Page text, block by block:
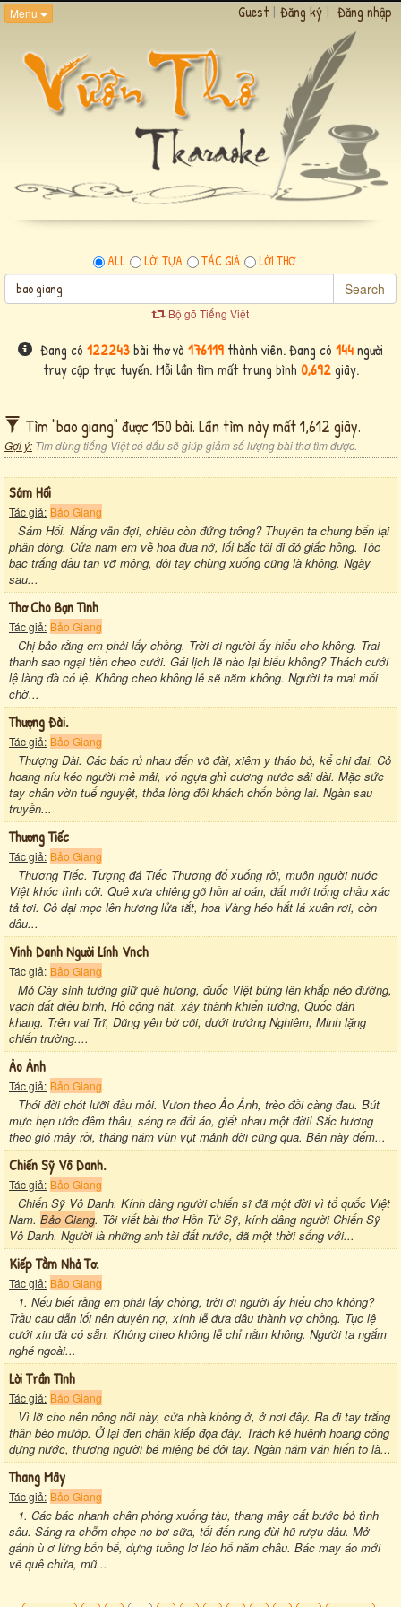
Menu Guest | Đăng ký | Đăng nhập
ALL LỜI TỰA TÁC GIẢ LỜI THƠ
Search
Bộ gõ Tiếng Việt
Đang có 122243bài thơ và 176119 thành viên. Đang có 144người
truy cập trực tuyến. Mỗi lần tìm mất trung bình 0,692giây.
Tìm "bao giang" được 150 bài. Lần tìm này mất 1,612 giây.
Gợi ý: Tìm dùng tiếng Việt có dấu sẽ giúp giảm số lượng bài thơ tìm được.
Sám Hối
Tác giả: Bảo Giang
Sám Hối. Nắng vẫn đợi, chiều còn đứng trông? Thuyền ta chung bến lại
phân dòng. Cửa nam em về hoa đua nở, lối bắc tôi đi đỏ giấc hồng. Tóc
bạc trắng đầu tan vỡ mộng, đôi tay chùng xuống cũng là không. Ngày
sau...
Thơ Cho Bạn Tình
Tác giả: Bảo Giang
Chị bảo rằng em phải lấy chồng. Trời ơi người ấy hiểu cho không. Trai
thanh sao ngại tiền cheo cưới. Gái lịch lẽ nào lại biếu không? Thách cưới
lệ làng đà có lệ. Không cheo không lễ sẽ nằm không. Người ta mai mối
chờ...
Thượng Đài.
Tác giả: Bảo Giang
Thượng Đài. Các bác rủ nhau đến võ đài, xiêm y tháo bỏ, kể chi đai. Cỏ
hoang níu kéo người mê mải, vó ngựa ghì cương nước sải dài. Mặc sức
tay chân vờn tuế nguyệt, thỏa lòng đôi khách chốn bồng lai. Ngàn sau
truyền...
Thương Tiếc
Tác giả: Bảo Giang
Thương Tiếc. Tượng đá Tiếc Thương đổ xuống rồi, muôn người nước
Việt khóc tình côi. Quê xưa chiêng gõ hồn ai oán, đất mới trống chầu xác
tả tơi. Cỏ dại mọc lên hương lửa tắt, hoa Vàng héo hắt lá xuân rơi, còn
dâu...
Vinh Danh Người Lính Vnch
Tác giả: Bảo Giang
Mỏ Cày sinh tướng giữ quê hương, đuốc Việt bừng lên khắp nẻo đường,
vạch đất điều binh, Hồ cộng nát, xây thành khiển tướng, Quốc dân
khang. Trên vai Trĩ, Dũng yên bờ cõi, dưới trướng Nghiêm, Minh lặng
chiến trường....
Ảo Ảnh
Tác giả: Bảo Giang.
Thói đời chót lưỡi đầu môi. Vươn theo Ảo Ảnh, trèo đồi càng đau. Bút
mực hẹn ước đêm thâu, sáng ra đổi áo, giết nhau một đời! Sắc hương
theo gió mây rồi, tháng năm vùn vụt mảnh đời cũng qua. Bên này đếm...
Chiến Sỹ Vô Danh.
Tác giả: Bảo Giang
Chiến Sỹ Vô Danh. Kính dâng người chiến sĩ đã một đời vì tổ quốc Việt
Nam. Bảo Giang. Tôi viết bài thơ Hồn Tử Sỹ, kính dâng người Chiến Sỹ
Vô Danh. Người là những anh tài đất nước, đã một thời sống với...
Kiếp Tằm Nhả Tơ.
Tác giả: Bảo Giang
1. Nếu biết rằng em phải lấy chồng, trời ơi người ấy hiểu cho không?
Trầu cau dẫn lối nên duyên nợ, xính lễ đưa dâu thành vợ chồng. Tục lệ
cưới xin đà có sẵn. Không cheo không lễ chỉ nằm không. Người ta ngắm
nghé ngoài...
Lời Trần Tình
Tác giả: Bảo Giang
Vì lỡ cho nên nông nỗi này, cửa nhà không ở, ở nơi đây. Ra đi tay trắng
thân bèo mướp. Ở lại đen chân kiếp đọa đày. Trách kẻ huênh hoang công
dựng nước, thương người bé miệng bé đôi tay. Ngàn năm văn hiến to là...
Thang Mây
Tác giả: Bảo Giang
1. Các bác nhanh chân phóng xuống tàu, thang mây cất bước bỏ tình
sâu. Sáng ra chỗm chọe no bơ sữa, tối đến rung đùi hũ rượu dâu. Mở
gánh ù ơ lừng bốn bể, dựng tuồng lơ láo hổ năm châu. Bác may áo mới
về quê chửa, mũ...